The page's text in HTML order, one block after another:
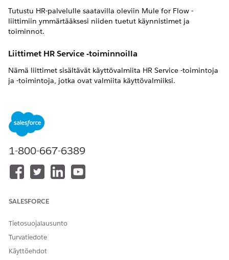
Tutustu HR-palvelulle saatavilla oleviin Mule for Flow -
liittimiin ymmärtääksesi niiden tuetut käynnistimet ja
toiminnot.
Liittimet HR Service -toiminnoilla
Nämä liittimet sisältävät käyttövalmiita HR Service -toimintoja
ja -toimintoja, jotka ovat valmiita käyttövalmiiksi.
15Viisi
A
Asana
B
BambooHR
D
Drata
Dropbox-merkki
M
1-800-667-6389
SALESFORCE
Tietosuojalausunto
Turvatiedote
Käyttöehdot